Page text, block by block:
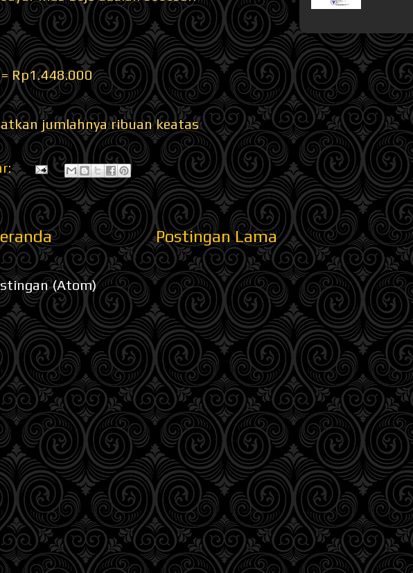
Rp1.448.000
jumlahnya ribuan keatas
Postingan Lama
(Atom)